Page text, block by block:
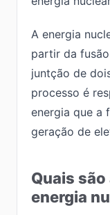
A energia
partir da
juntção de
processo é
energia que a
geração de
Quais
energia